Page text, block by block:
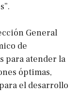
General
de
para atender la
óptimas,
el desarrollo